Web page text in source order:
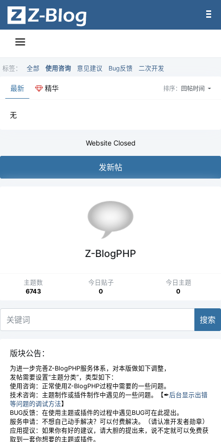
标签： 全部 使用咨询 意见建议 Bug反馈 二次开发
最新 精华 排序： 回帖时间
无
Website Closed
发新帖
Z-BlogPHP
主题数
6743
今日贴子
0
今日主题
0
搜索
版块公告：
为进一步完善Z-BlogPHP服务体系，对本版做如下调整，
发帖需要设置“主题分类”，类型如下：
使用咨询：正常使用Z-BlogPHP过程中需要的一些问题。
技术咨询：主题制作或插件制作中遇见的一些问题。【✒后台显示出错
等问题的调试方法】
BUG反馈：在使用主题或插件的过程中遇见BUG可在此提出。
服务申请：不想自己动手解决？可以付费解决。（请认准开发者勋章）
应用提议：如果你有好的建议，请大胆的提出来，说不定就可以免费获
取到一套你想要的主题或插件。